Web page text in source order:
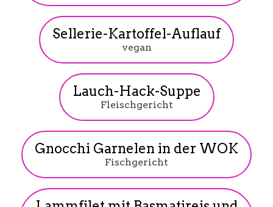
Sellerie-Kartoffel-Auflauf
vegan
Lauch-Hack-Suppe
Fleischgericht
Gnocchi Garnelen in der WOK
Fischgericht